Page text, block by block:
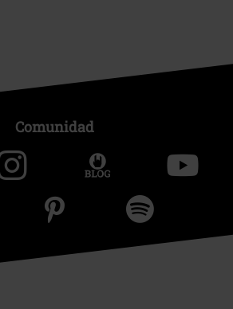
Comunidad